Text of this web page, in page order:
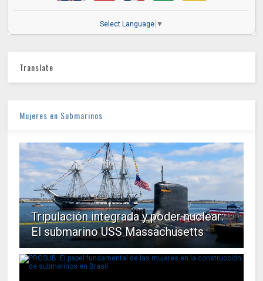
Select Language ▼
Translate
Mujeres en Submarinos
Tripulación integrada y poder nuclear:
El submarino USS Massachusetts